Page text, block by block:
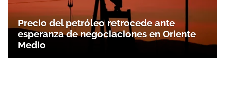
Precio del petróleo retrocede ante
esperanza de negociaciones en Oriente
Medio